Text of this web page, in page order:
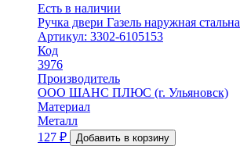
Есть в наличии
Ручка двери Газель наружная
Артикул: 3302-6105153
Код
3976
Производитель
ООО ШАНС ПЛЮС (г. Ульяновск)
Материал
Металл
127 ₽
Добавить в корзину